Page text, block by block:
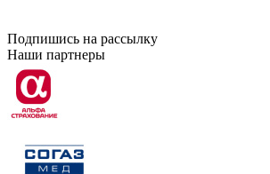
Подпишись на рассылку
Наши партнеры